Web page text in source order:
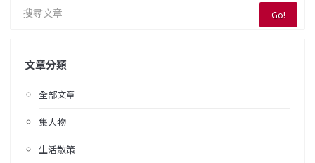
Go!
文章分類
全部文章
集人物
生活散策